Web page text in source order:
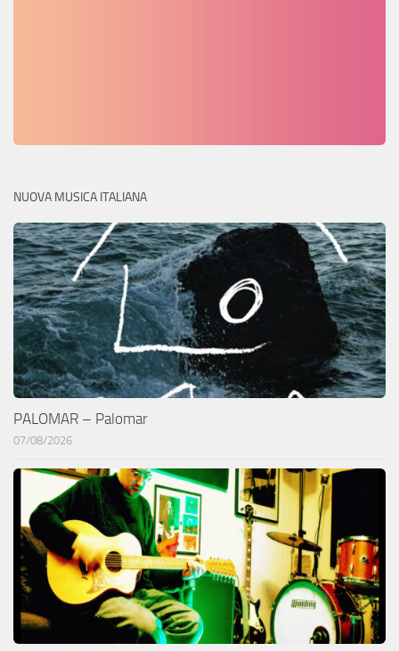
NUOVA MUSICA ITALIANA
PALOMAR – Palomar
07/08/2026